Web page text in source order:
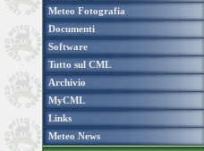
Meteo Fotografia
Documenti
Software
Tutto sul CML
Archivio
MyCML
Links
Meteo News